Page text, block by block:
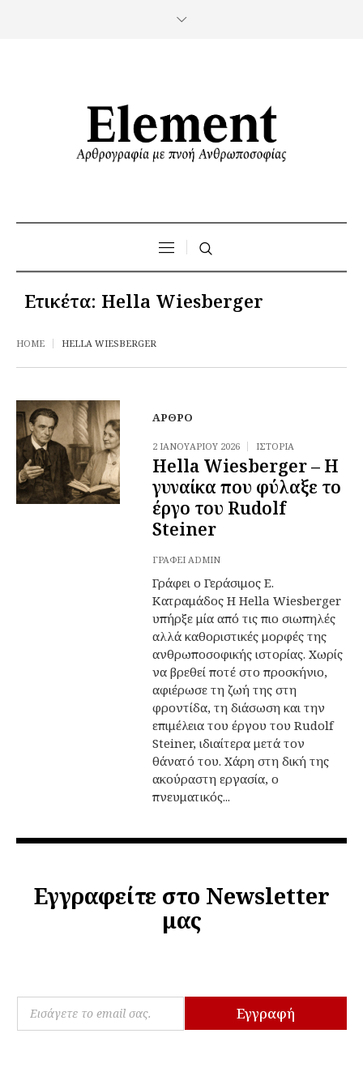
Ετικέτα: Hella Wiesberger
HOME HELLA WIESBERGER
ΆΡΘΡΟ
2 ΙΑΝΟΥΑΡΊΟΥ 2026 ΙΣΤΟΡΊΑ
Hella Wiesberger – Η
γυναίκα που φύλαξε το
έργο του Rudolf
Steiner
ΓΡΆΦΕΙ ADMIN
Γράφει ο Γεράσιμος Ε.
Κατραμάδος Η Hella Wiesberger
υπήρξε μία από τις πιο σιωπηλές
αλλά καθοριστικές μορφές της
ανθρωποσοφικής ιστορίας. Χωρίς
να βρεθεί ποτέ στο προσκήνιο,
αφιέρωσε τη ζωή της στη
φροντίδα, τη διάσωση και την
επιμέλεια του έργου του Rudolf
Steiner, ιδιαίτερα μετά τον
θάνατό του. Χάρη στη δική της
ακούραστη εργασία, ο
πνευματικός...
Εγγραφείτε στο Newsletter
μας
E
a
Εγγραφή